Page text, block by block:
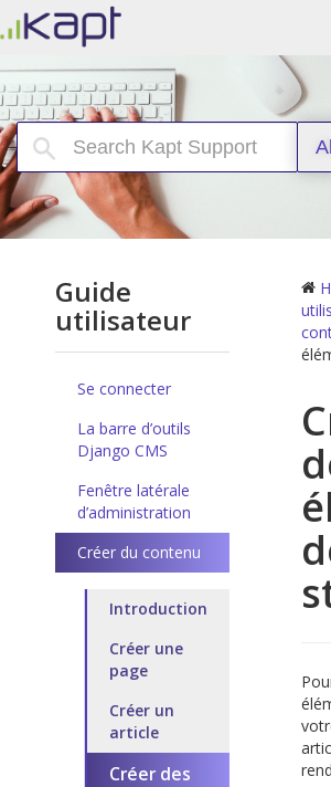
Guide
utilisateur
Se connecter
La barre d’outils
Django CMS
Fenêtre latérale
d’administration
Créer du contenu
Introduction
Créer une
page
Créer un
article
Créer des